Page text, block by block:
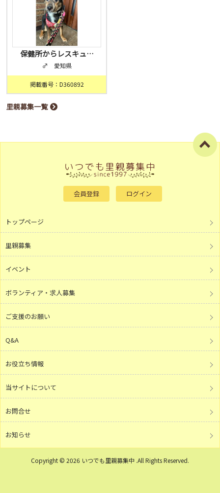
保健所からレスキュ…
♂ 愛知県
掲載番号：D360892
里親募集一覧
会員登録 ログイン
トップページ
里親募集
イベント
ボランティア・求人募集
ご支援のお願い
Q&A
お役立ち情報
当サイトについて
お問合せ
お知らせ
Copyright © 2026 いつでも里親募集中 .All Rights Reserved.